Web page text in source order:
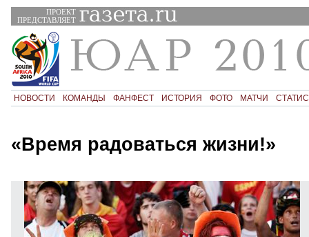
ПРОЕКТ
ПРЕДСТАВЛЯЕТ
НОВОСТИ КОМАНДЫ ФАНФЕСТ ИСТОРИЯ ФОТО МАТЧИ
«Время радоваться жизни!»